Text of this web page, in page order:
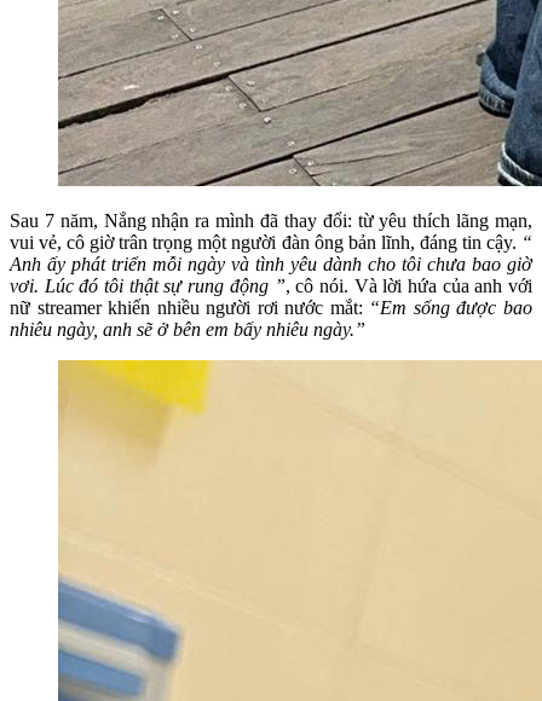
Sau 7 năm, Nắng nhận ra mình đã thay đổi: từ yêu thích lãng mạn,
vui vẻ, cô giờ trân trọng một người đàn ông bản lĩnh, đáng tin cậy. “
Anh ấy phát triển mỗi ngày và tình yêu dành cho tôi chưa bao giờ
vơi. Lúc đó tôi thật sự rung động ”, cô nói. Và lời hứa của anh với
nữ streamer khiến nhiều người rơi nước mắt: “Em sống được bao
nhiêu ngày, anh sẽ ở bên em bấy nhiêu ngày.”